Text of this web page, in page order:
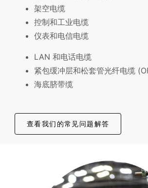
架空电缆
控制和工业电缆
仪表和电信电缆
LAN 和电话电缆
紧包缓冲层和松套管光纤电缆
海底脐带缆
查看我们的常见问题解答